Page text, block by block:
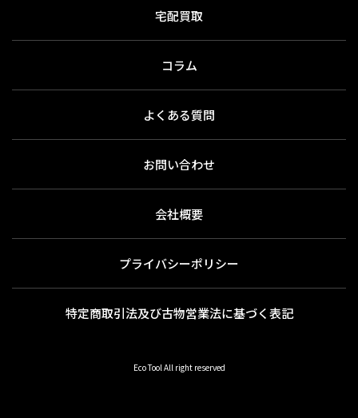
宅配買取
コラム
よくある質問
お問い合わせ
会社概要
プライバシーポリシー
特定商取引法及び古物営業法に基づく表記
Eco Tool All right reserved